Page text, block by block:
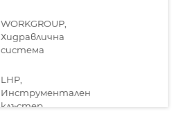
WORKGROUP,
Хидравлична
система
LHP,
Инструментален
клъстер